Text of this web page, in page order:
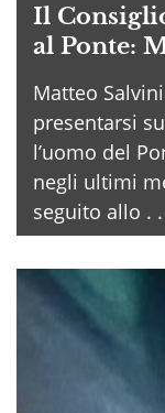
Il
al Ponte:
Matteo
presentarsi
l’uomo del
negli ultimi
seguito allo .